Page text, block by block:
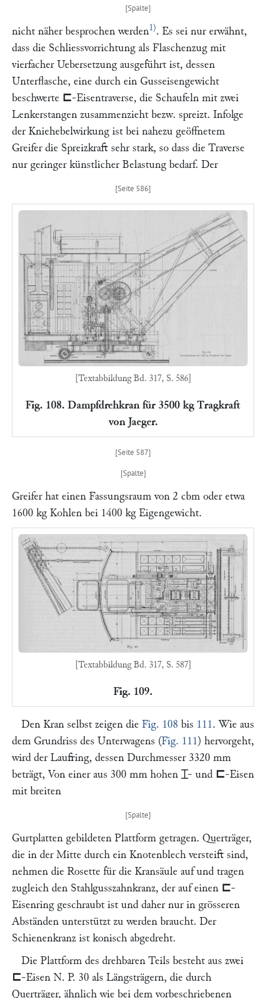
nicht näher besprochen werden1). Es sei nur erwähnt,
dass die Schliessvorrichtung als Flaschenzug mit
vierfacher Uebersetzung ausgeführt ist, dessen
Unterflasche, eine durch ein Gusseisengewicht
beschwerte ⊏-Eisentraverse, die Schaufeln mit zwei
Lenkerstangen zusammenzieht bezw. spreizt. Infolge
der Kniehebelwirkung ist bei nahezu geöffnetem
Greifer die Spreizkraft sehr stark, so dass die Traverse
nur geringer künstlicher Belastung bedarf. Der
[Textabbildung Bd. 317, S. 586]
Fig. 108. Dampfdrehkran für 3500 kg Tragkraft
von Jaeger.
Greifer hat einen Fassungsraum von 2 cbm oder etwa
1600 kg Kohlen bei 1400 kg Eigengewicht.
[Textabbildung Bd. 317, S. 587]
Fig. 109.
Den Kran selbst zeigen die Fig. 108 bis 111. Wie aus
dem Grundriss des Unterwagens (Fig. 111) hervorgeht,
wird der Laufring, dessen Durchmesser 3320 mm
beträgt, Von einer aus 300 mm hohen ⌶- und ⊏-Eisen
mit breiten
Gurtplatten gebildeten Plattform getragen. Querträger,
die in der Mitte durch ein Knotenblech versteift sind,
nehmen die Rosette für die Kransäule auf und tragen
zugleich den Stahlgusszahnkranz, der auf einen ⊏-
Eisenring geschraubt ist und daher nur in grösseren
Abständen unterstützt zu werden braucht. Der
Schienenkranz ist konisch abgedreht.
Die Plattform des drehbaren Teils besteht aus zwei
⊏-Eisen N. P. 30 als Längsträgern, die durch
Querträger, ähnlich wie bei dem vorbeschriebenen